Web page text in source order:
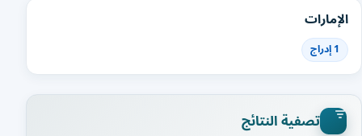
الإمارات
1 إدراج
تصفية النتائج